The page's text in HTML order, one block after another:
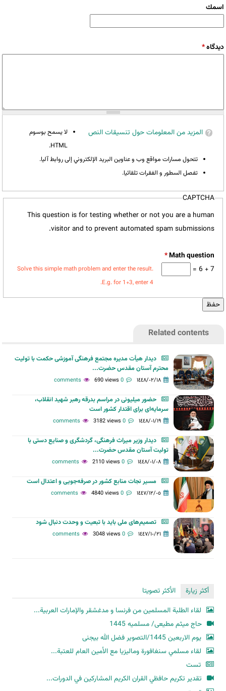
‏اسمك ‏
‏دیدگاه ‏*
المزيد من المعلومات حول تنسيقات النص
لا يسمح بوسوم
HTML.
تتحول مسارات مواقع وب و عناوين البريد الإلكتروني إلى روابط آليا.
تفصل السطور و الفقرات تلقائيا.
CAPTCHA
This question is for testing whether or not you are a human
visitor and to prevent automated spam submissions.
*
7 + 6 =
Solve this simple math problem and enter the result.
E.g. for 1+3, enter 4.
Related contents
دیدار هیأت مدیره مجتمع فرهنگی آموزشی حکمت با تولیت
محترم آستان مقدس حضرت...
١٤٤٨/٠٢/١٨ 0 comments
690 views
حضور میلیونی در مراسم بدرقه رهبر شهید انقلاب،
سرمایه‌ای برای اقتدار کشور است
١٤٤٨/٠١/١٩ 0 comments
3182 views
دیدار وزیر میراث فرهنگی، گردشگری و صنایع دستی با
تولیت آستان مقدس حضرت...
١٤٤٨/٠١/٠٨ 0 comments
2110 views
مسیر نجات منابع کشور در صرفه‌جویی و اعتدال است
١٤٤٧/١٢/٠٥ 0 comments
4840 views
تصمیم‌های ملی باید با تبعیت و وحدت دنبال شود
١٤٤٧/١٠/٢١ 0 comments
3048 views
أكثر زيارة
الأكثر تصويتا
لقاء الطلبة المسلمين من فرنسا و مدغشقر والإمارات العربية...
حاج میثم مطیعی/ مسلمیه 1445
یوم الاربعین 1445/التصویر فضل الله بیجنی
لقاء مسلمي سنغافورة وماليزيا مع الأمين العام للعتبة...
تست
تقدير تكريم حافظي القران الكريم المشاركين في الدورات...